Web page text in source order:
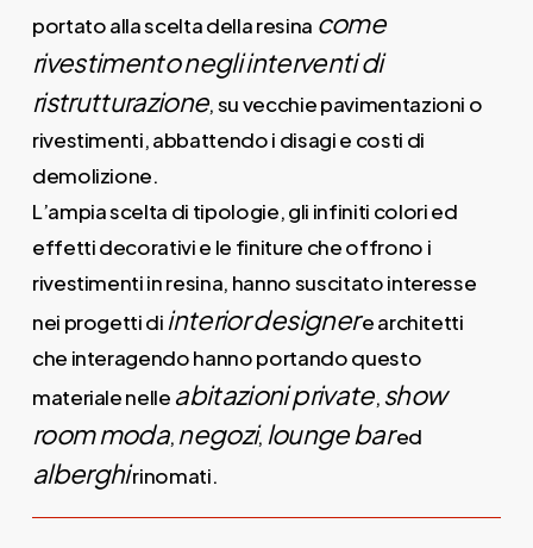
portato alla scelta della resina come
rivestimento negli interventi di
ristrutturazione, su vecchie pavimentazioni o
rivestimenti, abbattendo i disagi e costi di
demolizione.
L’ampia scelta di tipologie, gli infiniti colori ed
effetti decorativi e le finiture che offrono i
rivestimenti in resina, hanno suscitato interesse
nei progetti di interior designere architetti
che interagendo hanno portando questo
materiale nelle abitazioni private,show
room moda, negozi, lounge bared
alberghirinomati.